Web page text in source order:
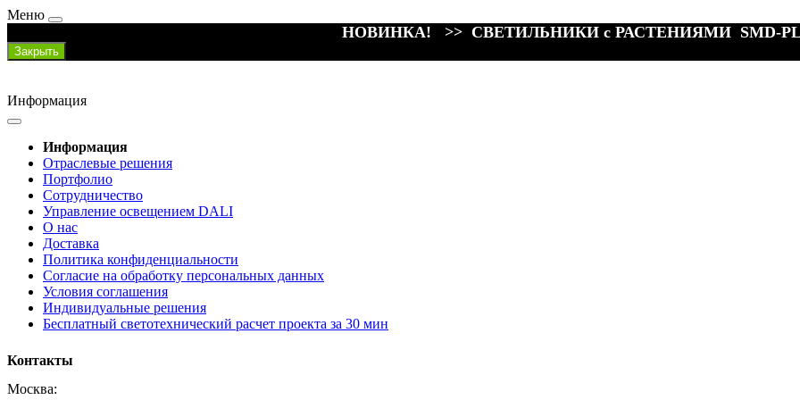
Меню
НОВИНКА! >> СВЕТИЛЬНИКИ с РАСТЕНИЯМИ SMD-
Закрыть
Информация
Информация
Отраслевые решения
Портфолио
Сотрудничество
Управление освещением DALI
О нас
Доставка
Политика конфиденциальности
Согласие на обработку персональных данных
Условия соглашения
Индивидуальные решения
Бесплатный светотехнический расчет проекта за 30 мин
Контакты
Москва: